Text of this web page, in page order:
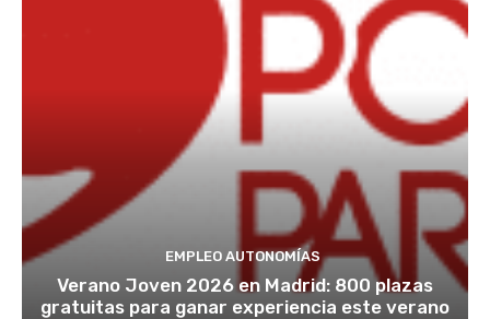
EMPLEO AUTONOMÍAS
Verano Joven 2026 en Madrid: 800 plazas
gratuitas para ganar experiencia este verano